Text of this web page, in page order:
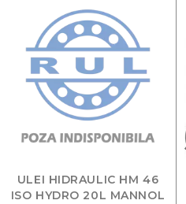
ULEI HIDRAULIC HM 46
ISO HYDRO 20L MANNOL